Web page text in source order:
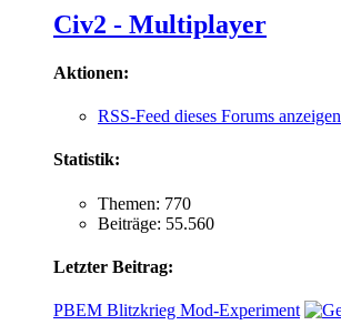
Civ2 - Multiplayer
Aktionen:
RSS-Feed dieses Forums anzeigen
Statistik:
Themen: 770
Beiträge: 55.560
Letzter Beitrag:
PBEM Blitzkrieg Mod-Experiment